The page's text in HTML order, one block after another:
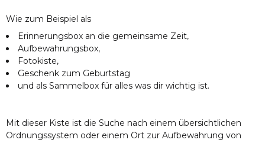
Wie zum Beispiel als
Erinnerungsbox an die gemeinsame Zeit,
Aufbewahrungsbox,
Fotokiste,
Geschenk zum Geburtstag
und als Sammelbox für alles was dir wichtig ist.
Mit dieser Kiste ist die Suche nach einem übersichtlichen
Ordnungssystem oder einem Ort zur Aufbewahrung von